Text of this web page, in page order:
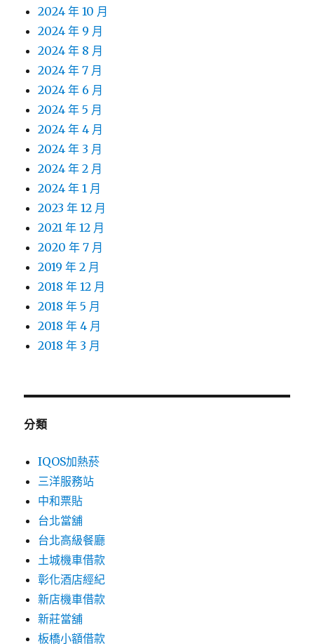
2024 年 10 月
2024 年 9 月
2024 年 8 月
2024 年 7 月
2024 年 6 月
2024 年 5 月
2024 年 4 月
2024 年 3 月
2024 年 2 月
2024 年 1 月
2023 年 12 月
2021 年 12 月
2020 年 7 月
2019 年 2 月
2018 年 12 月
2018 年 5 月
2018 年 4 月
2018 年 3 月
分類
IQOS加熱菸
三洋服務站
中和票貼
台北當舖
台北高級餐廳
土城機車借款
彰化酒店經紀
新店機車借款
新莊當舖
板橋小額借款